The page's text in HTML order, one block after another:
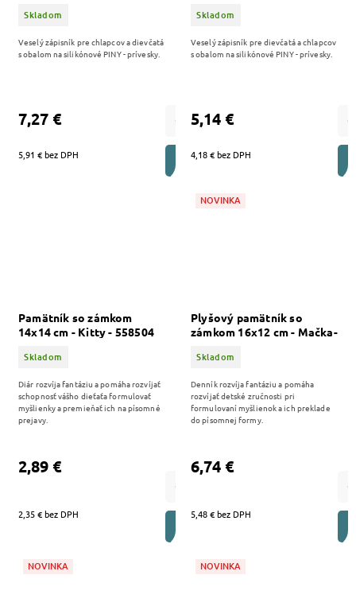
Skladom
5,91 € bez DPH
7,27 €
DO KOŠÍKA
Veselý zápisník pre chlapcov a dievčatá
s obalom na silikónové PINY - prívesky.
Skladom
4,18 € bez DPH
5,14 €
Veselý zápisník pre dievčatá a chlapcov
s obalom na silikónové PINY - prívesky.
Pamätník so zámkom
14x14 cm - Kitty - 558504
Skladom
2,35 € bez DPH
2,89 €
Diár rozvíja fantáziu a pomáha rozvíjať
schopnosť vášho dieťaťa formulovať
myšlienky a premieňať ich na písomné
prejavy.
NOVINKA
Plyšový pamätník so
zámkom 16x12 cm - Mačka-
Skladom
5,48 € bez DPH
6,74 €
Denník rozvíja fantáziu a pomáha
rozvíjať detské zručnosti pri
formulovaní myšlienok a ich preklade
do písomnej formy.
NOVINKA NOVINKA